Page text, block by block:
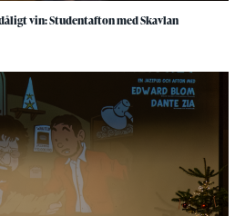
vin: Studentafton med Skavlan